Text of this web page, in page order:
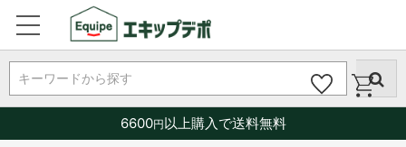
キーワードから探す
6600円以上購入で送料無料